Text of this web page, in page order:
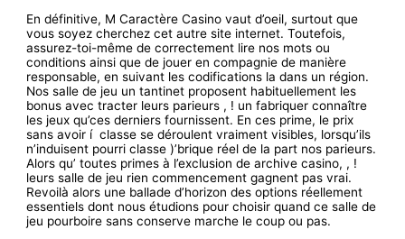
En définitive, M Caractère Casino vaut d’oeil, surtout que
vous soyez cherchez cet autre site internet. Toutefois,
assurez-toi-même de correctement lire nos mots ou
conditions ainsi que de jouer en compagnie de manière
responsable, en suivant les codifications la dans un région.
Nos salle de jeu un tantinet proposent habituellement les
bonus avec tracter leurs parieurs , ! un fabriquer connaître
les jeux qu’ces derniers fournissent. En ces prime, le prix
sans avoir í classe se déroulent vraiment visibles, lorsqu’ils
n’induisent pourri classe )’brique réel de la part nos parieurs.
Alors qu’ toutes primes à l’exclusion de archive casino, , !
leurs salle de jeu rien commencement gagnent pas vrai.
Revoilà alors une ballade d’horizon des options réellement
essentiels dont nous étudions pour choisir quand ce salle de
jeu pourboire sans conserve marche le coup ou pas.